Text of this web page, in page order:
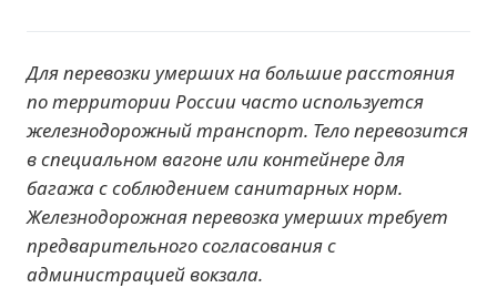
Для перевозки умерших на большие расстояния
по территории России часто используется
железнодорожный транспорт. Тело перевозится
в специальном вагоне или контейнере для
багажа с соблюдением санитарных норм.
Железнодорожная перевозка умерших требует
предварительного согласования с
администрацией вокзала.